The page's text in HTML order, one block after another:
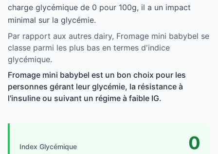
charge glycémique de 0 pour 100g, il a un impact
minimal sur la glycémie.
Par rapport aux autres dairy, Fromage mini babybel se
classe parmi les plus bas en termes d'indice
glycémique.
Fromage mini babybel est un bon choix pour les
personnes gérant leur glycémie, la résistance à
l'insuline ou suivant un régime à faible IG.
Index Glycémique 0